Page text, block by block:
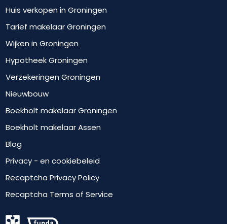
Huis verkopen in Groningen
Tarief makelaar Groningen
Wijken in Groningen
Hypotheek Groningen
Verzekeringen Groningen
Nieuwbouw
Boekholt makelaar Groningen
Boekholt makelaar Assen
Blog
Privacy - en cookiebeleid
Recaptcha Privacy Policy
Recaptcha Terms of Service